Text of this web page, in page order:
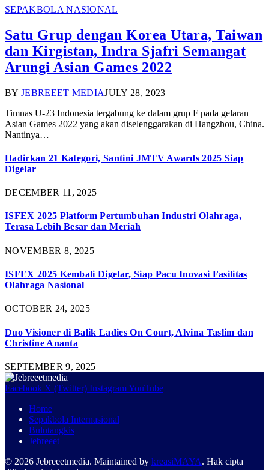
SEPAKBOLA NASIONAL
Satu Grup dengan Korea Utara, Taiwan
dan Kirgistan, Indra Sjafri Semangat
Arungi Asian Games 2022
BY JEBREEET MEDIAJULY 28, 2023
Timnas U-23 Indonesia tergabung ke dalam grup F pada gelaran
Asian Games 2022 yang akan diselenggarakan di Hangzhou, China.
Nantinya…
Hadirkan 21 Kategori, Santini JMTV Awards 2025 Siap
Digelar
DECEMBER 11, 2025
ISFEX 2025 Platform Pertumbuhan Industri Olahraga,
Terasa Lebih Besar dan Meriah
NOVEMBER 8, 2025
ISFEX 2025 Kembali Digelar, Siap Pacu Inovasi Fasilitas
Olahraga Nasional
OCTOBER 24, 2025
Duo Visioner di Balik Ladies On Court, Alvina Taslim dan
Christine Ananta
SEPTEMBER 9, 2025
Facebook X (Twitter) InstagramYouTube
Home
Sepakbola Internasional
Bulutangkis
Jebreeet
© 2026 Jebreeetmedia. Maintained by kreasiMAYA. Hak cipta